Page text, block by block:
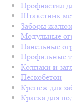
Профнастил
Штакетник
Заборы
Модульные
Панельные
Профильные
Колпаки и
Пескобетон
Крепеж для
Краска для